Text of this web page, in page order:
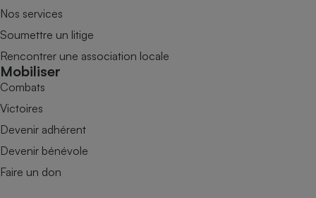
Nos services
Soumettre un litige
Rencontrer une association locale
Mobiliser
Combats
Victoires
Devenir adhérent
Devenir bénévole
Faire un don